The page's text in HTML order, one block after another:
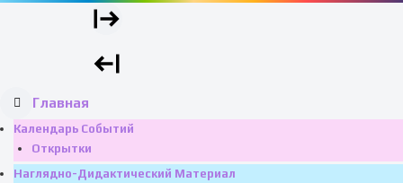
Главная
Календарь Событий
Открытки
Наглядно-Дидактический Материал